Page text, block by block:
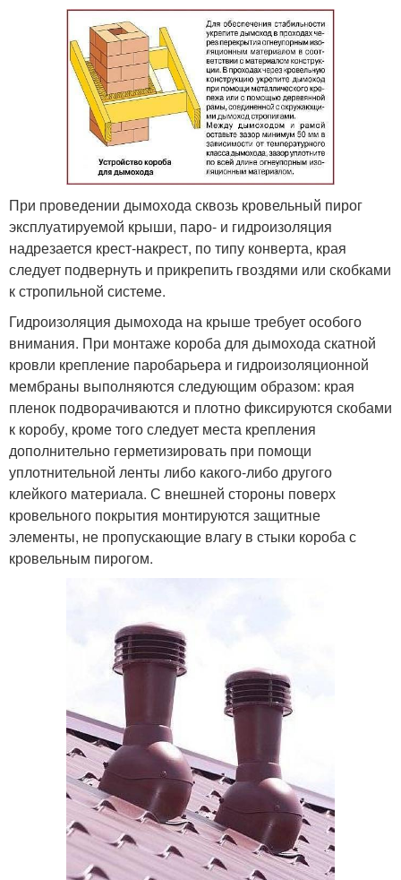
При проведении дымохода сквозь кровельный пирог
эксплуатируемой крыши, паро- и гидроизоляция
надрезается крест-накрест, по типу конверта, края
следует подвернуть и прикрепить гвоздями или скобками
к стропильной системе.
Гидроизоляция дымохода на крыше требует особого
внимания. При монтаже короба для дымохода скатной
кровли крепление паробарьера и гидроизоляционной
мембраны выполняются следующим образом: края
пленок подворачиваются и плотно фиксируются скобами
к коробу, кроме того следует места крепления
дополнительно герметизировать при помощи
уплотнительной ленты либо какого-либо другого
клейкого материала. С внешней стороны поверх
кровельного покрытия монтируются защитные
элементы, не пропускающие влагу в стыки короба с
кровельным пирогом.